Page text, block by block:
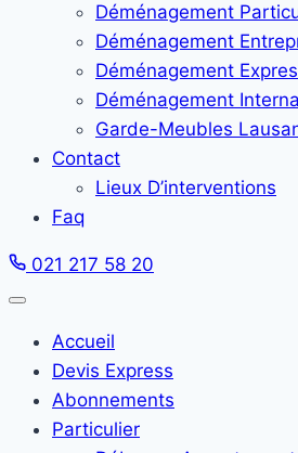
Déménagement
Déménagement
Déménagement
Déménagement
Garde-Meubles
Contact
Lieux D’interventions
Faq
021 217 58 20
Accueil
Devis Express
Abonnements
Particulier